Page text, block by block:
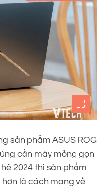
sản phẩm ASUS ROG
cần máy mỏng gọn
2024 thì sản phẩm
hơn là cách mạng về